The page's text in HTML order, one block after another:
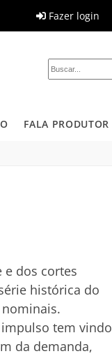
Fazer login
FALA PRODUTOR
e dos cortes
histórica do
tem vindo
da demanda,